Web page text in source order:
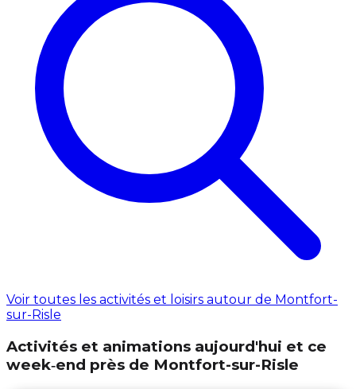
Voir toutes les activités et loisirs autour de Montfort-
sur-Risle
Activités et animations aujourd'hui et ce
week‑end près de Montfort-sur-Risle